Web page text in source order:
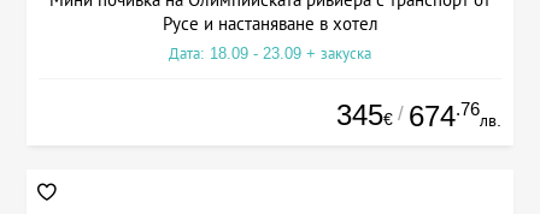
Русе и настаняване в хотел
Дата: 18.09 - 23.09 + закуска
345€ / 674.76
лв.